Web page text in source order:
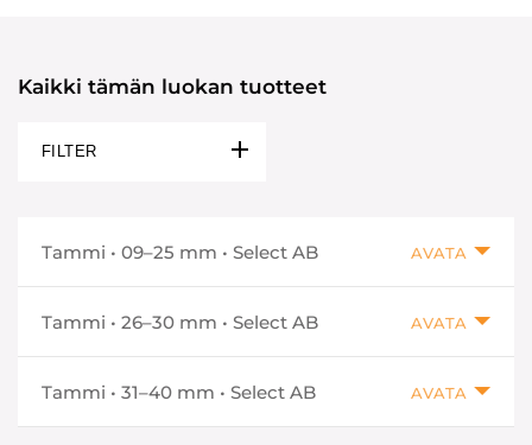
Kaikki tämän luokan tuotteet
FILTER
Tammi • 09–25 mm • Select AB AVATA
Tammi • 26–30 mm • Select AB AVATA
Tammi • 31–40 mm • Select AB AVATA